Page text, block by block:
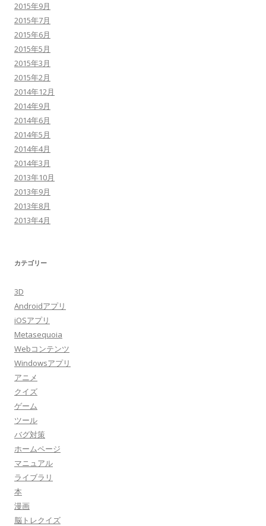
2015年9月
2015年7月
2015年6月
2015年5月
2015年3月
2015年2月
2014年12月
2014年9月
2014年6月
2014年5月
2014年4月
2014年3月
2013年10月
2013年9月
2013年8月
2013年4月
カテゴリー
3D
Androidアプリ
iOSアプリ
Metasequoia
Webコンテンツ
Windowsアプリ
アニメ
クイズ
ゲーム
ツール
バグ対策
ホームページ
マニュアル
ライブラリ
本
漫画
脳トレクイズ